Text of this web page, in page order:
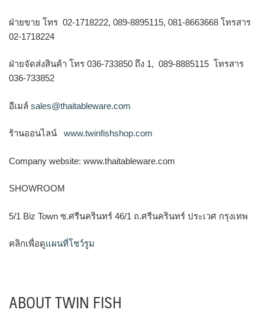
ฝ่ายขาย โทร 02-1718222, 089-8895115, 081-8663668 โทรสาร
02-1718224
ฝ่ายจัดส่งสินค้า โทร 036-733850 ถึง 1, 089-8885115 โทรสาร
036-733852
อีเมล์ sales@thaitableware.com
ร้านออนไลน์ www.twinfishshop.com
Company website: www.thaitableware.com
SHOWROOM
5/1 Biz Town ซ.ศรีนครินทร์ 46/1 ถ.ศรีนครินทร์ ประเวศ กรุงเทพ
คลิกเพื่อดูแผนที่โชว์รูม
ABOUT TWIN FISH